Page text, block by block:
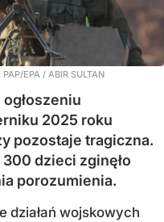
PAP/EPA / ABIR SULTAN
2025 roku
pozostaje tragiczna.
300 dzieci zginęło
porozumienia.
działań wojskowych